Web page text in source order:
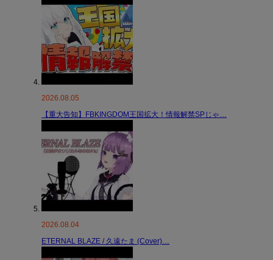
2026.08.05
【重大告知】FBKINGDOM王国拡大！情報解禁SPじゃ…
2026.08.04
ETERNAL BLAZE / 久遠たま (Cover)…